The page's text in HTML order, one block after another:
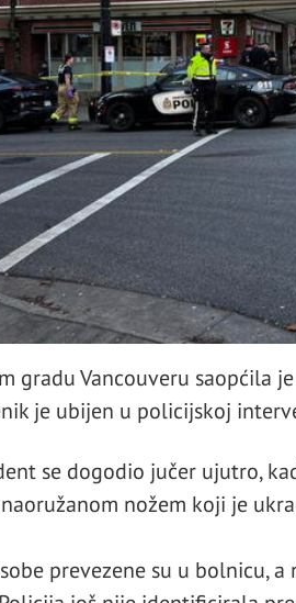
gradu Vancouveru saopćila
je ubijen u policijskoj
se dogodio jučer ujutro,
nožem koji je
prevezene su u bolnicu,